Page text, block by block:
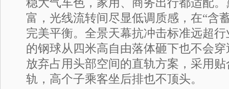
富，光线流转间尽显低调质感，在“含
完美平衡。全景天幕抗冲击标准远超
的钢球从四米高自由落体砸下也不会
放弃占用头部空间的直轨方案，采用
轨，高个子乘客坐后排也不顶头。